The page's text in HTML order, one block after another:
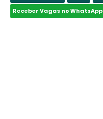
Receber Vagas no WhatsApp